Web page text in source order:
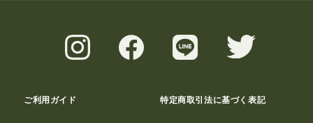
ご利用ガイド 特定商取引法に基づく表記